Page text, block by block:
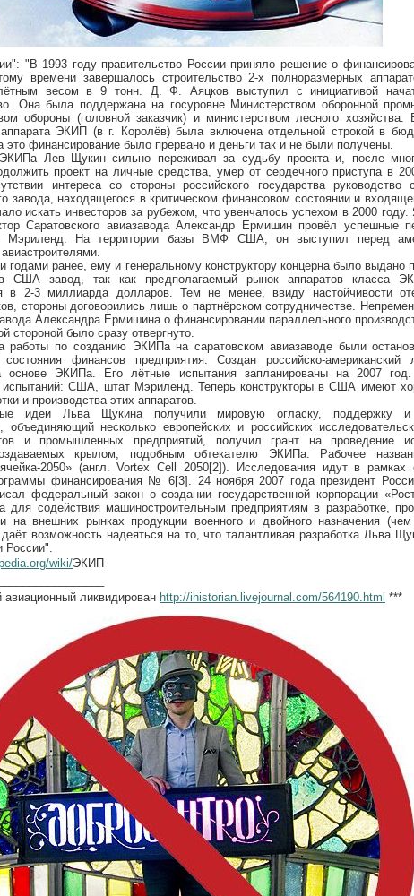
"В 1993 году правительство России приняло решение о
времени завершалось строительство 2-х полноразмерных
весом в 9 тонн. Д. Ф. Аяцков выступил с инициативой
Она была поддержана на госуровне Министерством оборонной
обороны (головной заказчик) и министерством лесного
аппарата ЭКИП (в г. Королёв) была включена отдельной строкой в
это финансирование было прервано и деньги так и не были получены.
Лев Щукин сильно переживал за судьбу проекта и, после
проект на личные средства, умер от сердечного приступа в
интереса со стороны российского государства руководство
завода, находящегося в критическом финансовом состоянии и
искать инвесторов за рубежом, что увенчалось успехом в 2000 году.
Саратовского авиазавода Александр Ермишин провёл успешные
На территории базы ВМФ США, он выступил перед
годами ранее, ему и генеральному конструктору концерна было выдано
в США завод, так как предполагаемый рынок аппаратов класса
в 2-3 миллиарда долларов. Тем не менее, ввиду настойчивости
стороны договорились лишь о партнёрском сотрудничестве.
Александра Ермишина о финансировании параллельного
стороной было сразу отвергнуто.
работы по созданию ЭКИПа на саратовском авиазаводе были
состояния финансов предприятия. Создан российско-американский
основе ЭКИПа. Его лётные испытания запланированы на 2007 год.
испытаний: США, штат Мэриленд. Теперь конструкторы в США имеют
и производства этих аппаратов.
идеи Льва Щукина получили мировую огласку, поддержку и
объединяющий несколько европейских и российских
и промышленных предприятий, получил грант на проведение
крылом, подобным обтекателю ЭКИПа. Рабочее
2050» (англ. Vortex Cell 2050[2]). Исследования идут в рамках
финансирования № 6[3]. 24 ноября 2007 года президент
федеральный закон о создании государственной корпорации
для содействия машиностроительным предприятиям в разработке,
на внешних рынках продукции военного и двойного назначения
возможность надеяться на то, что талантливая разработка Льва
России".
wiki/ЭКИП
авиационный ликвидирован http://ihistorian.livejournal.com/564190.html ***